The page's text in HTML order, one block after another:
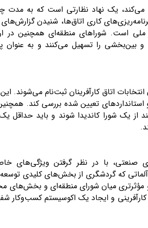
می‌کند، یک نهاد نظارتی است که به مدت
کاری اتاق‌ها، شنیدن گزارش‌های
است. شوراهای منطقه‌ای همچنین در
بین‌بخشی را تسهیل می‌کنند و به عنوان
اتاق کارآفرینان ثبت‌نام می‌شوند.
و استانداردهای تعیین شده بررسی کند.
از یک شورا کاندیدا شوند و باید حداقل
صنعتی، با در نظر گرفتن ویژگی‌های
که گردشگری از بخش‌های کلیدی
و مؤثرتری میان شورای منطقه‌ای و بخش‌های
و ایجاد یک اکوسیستم کسب‌وکار